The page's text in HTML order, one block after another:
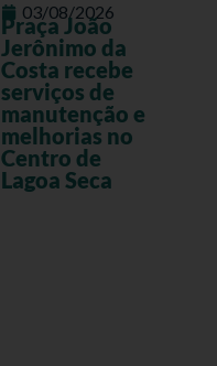
03/08/2026
Praça João
Jerônimo da
Costa recebe
serviços de
manutenção e
melhorias no
Centro de
Lagoa Seca